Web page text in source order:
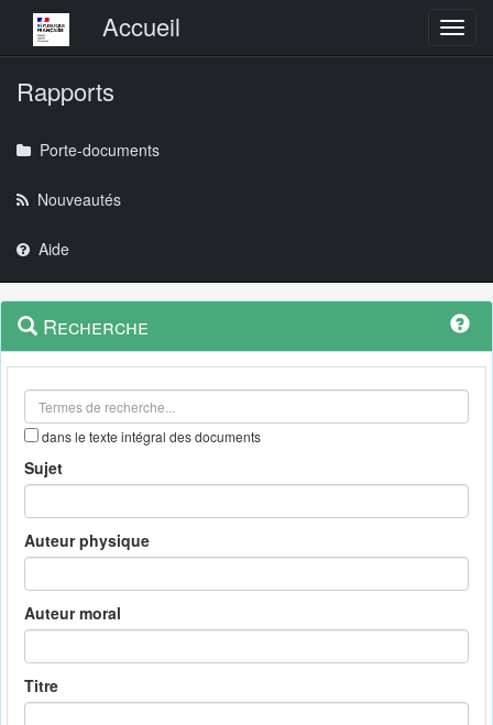
Menu principalAccueil
Rapports
Porte-documents
Nouveautés
Aide
Navigation
outils
Menu
contextuel
Recherche
dans le texte intégral des documents
Sujet
Auteur physique
Auteur moral
Titre